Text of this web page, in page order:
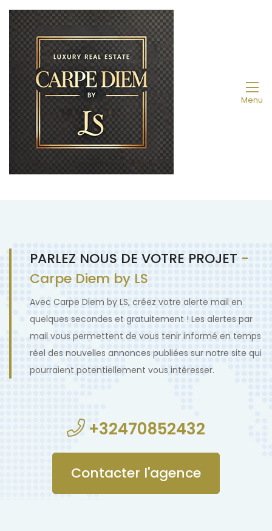
Menu
PARLEZ NOUS DE VOTRE PROJET -
Carpe Diem by LS
Avec Carpe Diem by LS, créez votre alerte mail en
quelques secondes et gratuitement ! Les alertes par
mail vous permettent de vous tenir informé en temps
réel des nouvelles annonces publiées sur notre site qui
pourraient potentiellement vous intéresser.
+32470852432
Contacter l'agence